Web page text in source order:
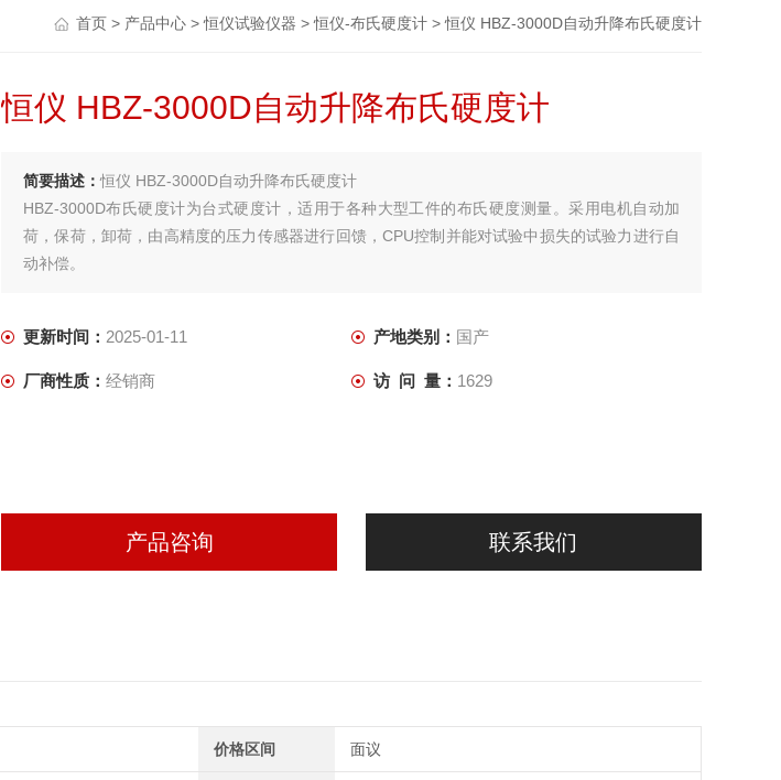
首页 > 产品中心 >恒仪试验仪器 >恒仪-布氏硬度计 > 恒仪 HBZ-3000D自动升降布氏硬度计
恒仪 HBZ-3000D自动升降布氏硬度计
简要描述：恒仪 HBZ-3000D自动升降布氏硬度计
HBZ-3000D布氏硬度计为台式硬度计，适用于各种大型工件的布氏硬度测量。采用电机自动加
荷，保荷，卸荷，由高精度的压力传感器进行回馈，CPU控制并能对试验中损失的试验力进行自
动补偿。
更新时间： 2025-01-11 产地类别： 国产
厂商性质： 经销商 访 问 量： 1629
产品咨询 联系我们
价格区间 面议